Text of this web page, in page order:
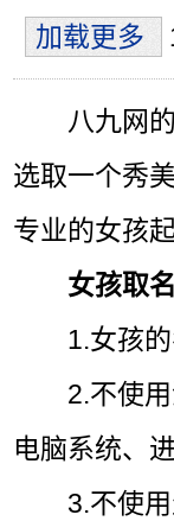
加载更多
八九网
选取一个秀
专业的女孩
女孩取
1.女孩
2.不使
电脑系统、
3.不使